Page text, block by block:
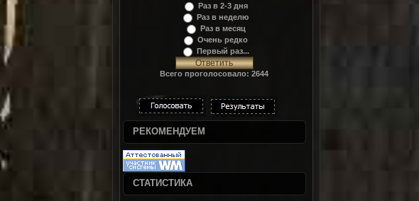
Раз в 2-3 дня
Раз в неделю
Раз в месяц
Очень редко
Первый раз...
Всего проголосовало: 2644
РЕКОМЕНДУЕМ
СТАТИСТИКА